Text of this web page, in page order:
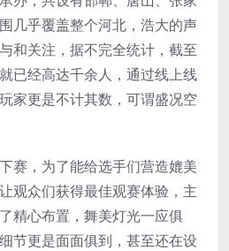
几乎覆盖整个河北，浩大的声
和关注，据不完全统计，截至
已经高达千余人，通过线上线
家更是不计其数，可谓盛况空
赛，为了能给选手们营造媲美
观众们获得最佳观赛体验，主
精心布置，舞美灯光一应俱
节更是面面俱到，甚至还在设